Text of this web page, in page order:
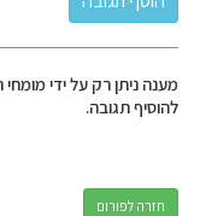
מענה ניתן רק על ידי
להוסיף תגובה.
חזרה לפורום